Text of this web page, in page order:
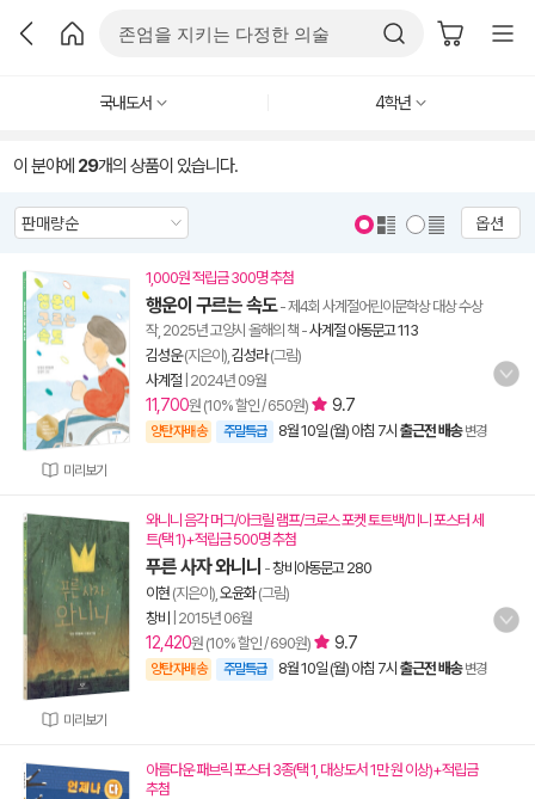
국내도서 4학년
이 분야에 29개의 상품이 있습니다.
옵션
미리보기
1,000원 적립금 300명 추첨
행운이 구르는 속도- 제4회 사계절어린이문학상 대상 수상
작, 2025년 고양시 올해의 책 -사계절 아동문고 113
김성운(지은이), 김성라(그림)
사계절 2024년 09월
11,700원 (10% 할인 / 650원) 9.7
양탄자배송 주말특급 8월 10일 (월) 아침 7시 출근전 배송 변경
미리보기
와니니 음각 머그/아크릴 램프/크로스 포켓 토트백/미니 포스터 세
트(택 1)+적립금 500명 추첨
푸른 사자 와니니 -창비아동문고 280
이현 (지은이), 오윤화(그림)
창비
2015년 06월
12,420원 (10% 할인 / 690원) 9.7
양탄자배송 주말특급 8월 10일 (월) 아침 7시 출근전 배송 변경
아름다운 패브릭 포스터 3종(택 1, 대상도서 1만 원 이상)+적립금
추첨